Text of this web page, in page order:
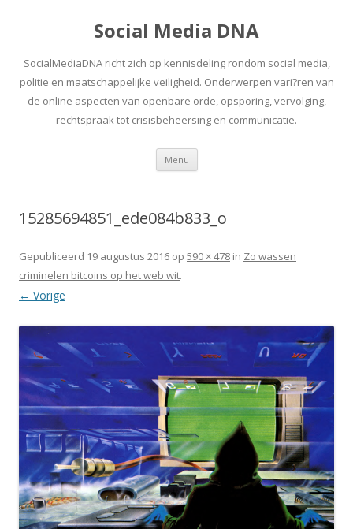
Social Media DNA
SocialMediaDNA richt zich op kennisdeling rondom social media,
politie en maatschappelijke veiligheid. Onderwerpen vari?ren van
de online aspecten van openbare orde, opsporing, vervolging,
rechtspraak tot crisisbeheersing en communicatie.
Menu Spring
inhoud
15285694851_ede084b833_o
Gepubliceerd 19 augustus 2016 op 590 × 478 in Zo wassen
criminelen bitcoins op het web wit.
← Vorige